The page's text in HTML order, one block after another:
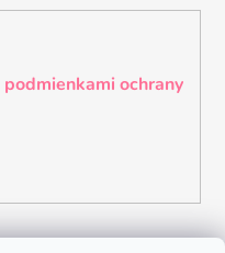
podmienkami ochrany